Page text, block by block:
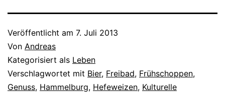
Veröffentlicht am 7. Juli 2013
Von Andreas
Kategorisiert als Leben
Verschlagwortet mit Bier, Freibad, Frühschoppen,
Genuss, Hammelburg, Hefeweizen, Kulturelle